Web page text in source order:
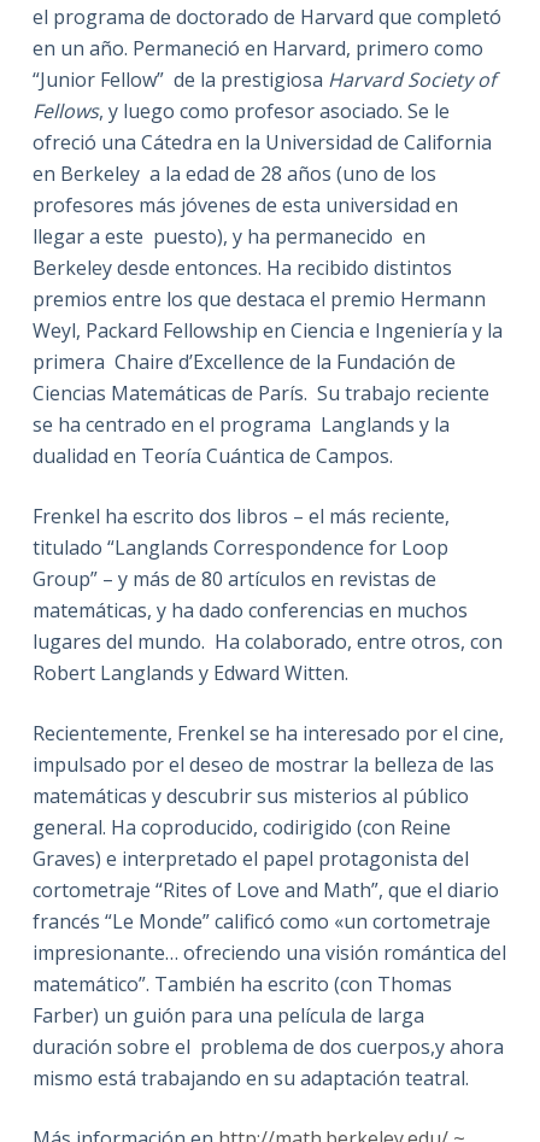
el programa de doctorado de Harvard que completó
en un año. Permaneció en Harvard, primero como
“Junior Fellow” de la prestigiosa Harvard Society of
Fellows, y luego como profesor asociado. Se le
ofreció una Cátedra en la Universidad de California
en Berkeley a la edad de 28 años (uno de los
profesores más jóvenes de esta universidad en
llegar a este puesto), y ha permanecido en
Berkeley desde entonces. Ha recibido distintos
premios entre los que destaca el premio Hermann
Weyl, Packard Fellowship en Ciencia e Ingeniería y la
primera Chaire d’Excellence de la Fundación de
Ciencias Matemáticas de París. Su trabajo reciente
se ha centrado en el programa Langlands y la
dualidad en Teoría Cuántica de Campos.
Frenkel ha escrito dos libros – el más reciente,
titulado “Langlands Correspondence for Loop
Group” – y más de 80 artículos en revistas de
matemáticas, y ha dado conferencias en muchos
lugares del mundo. Ha colaborado, entre otros, con
Robert Langlands y Edward Witten.
Recientemente, Frenkel se ha interesado por el cine,
impulsado por el deseo de mostrar la belleza de las
matemáticas y descubrir sus misterios al público
general. Ha coproducido, codirigido (con Reine
Graves) e interpretado el papel protagonista del
cortometraje “Rites of Love and Math”, que el diario
francés “Le Monde” calificó como «un cortometraje
impresionante… ofreciendo una visión romántica del
matemático”. También ha escrito (con Thomas
Farber) un guión para una película de larga
duración sobre el problema de dos cuerpos,y ahora
mismo está trabajando en su adaptación teatral.